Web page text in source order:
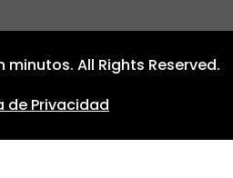
All Rights Reserved.
de Privacidad